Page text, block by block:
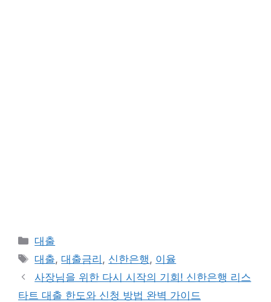
카
테
고
리
대출
태
그
대출,대출금리 , 신한은행 , 이율
사장님을 위한 다시 시작의 기회! 신한은행 리스
타트 대출 한도와 신청 방법 완벽 가이드